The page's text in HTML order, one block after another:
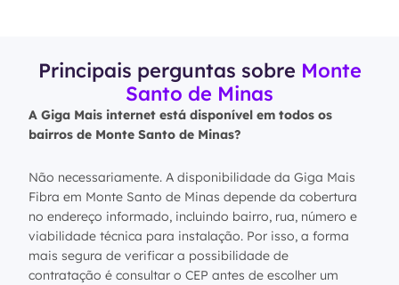
Principais perguntas sobre Monte
Santo de Minas
A Giga Mais internet está disponível em todos os
bairros de Monte Santo de Minas?
Não necessariamente. A disponibilidade da Giga Mais
Fibra em Monte Santo de Minas depende da cobertura
no endereço informado, incluindo bairro, rua, número e
viabilidade técnica para instalação. Por isso, a forma
mais segura de verificar a possibilidade de
contratação é consultar o CEP antes de escolher um